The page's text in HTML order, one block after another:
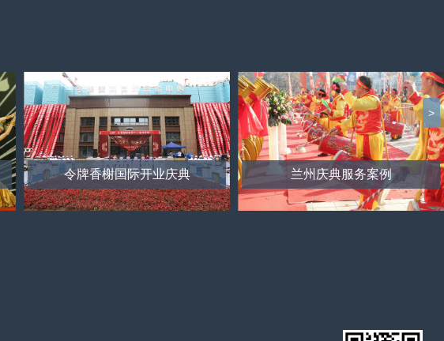
令牌香榭国际开业庆典 兰州庆典服务案例
>